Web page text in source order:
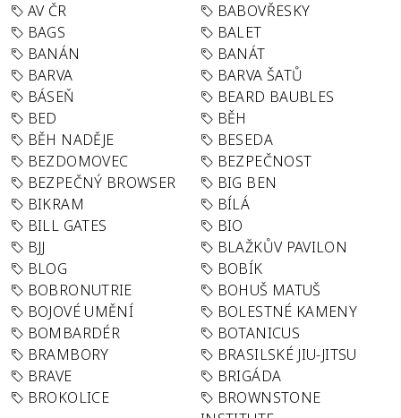
AV ČR
BABOVŘESKY
BAGS
BALET
BANÁN
BANÁT
BARVA
BARVA ŠATŮ
BÁSEŇ
BEARD BAUBLES
BED
BĚH
BĚH NADĚJE
BESEDA
BEZDOMOVEC
BEZPEČNOST
BEZPEČNÝ BROWSER
BIG BEN
BIKRAM
BÍLÁ
BILL GATES
BIO
BJJ
BLAŽKŮV PAVILON
BLOG
BOBÍK
BOBRONUTRIE
BOHUŠ MATUŠ
BOJOVÉ UMĚNÍ
BOLESTNÉ KAMENY
BOMBARDÉR
BOTANICUS
BRAMBORY
BRASILSKÉ JIU-JITSU
BRAVE
BRIGÁDA
BROKOLICE
BROWNSTONE